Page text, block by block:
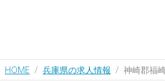
HOME 兵庫県の求人情報 神崎郡福